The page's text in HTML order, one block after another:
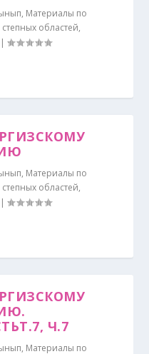
, Материалы по
областей,
|
, Материалы по
областей,
|
Ч.7
, Материалы по